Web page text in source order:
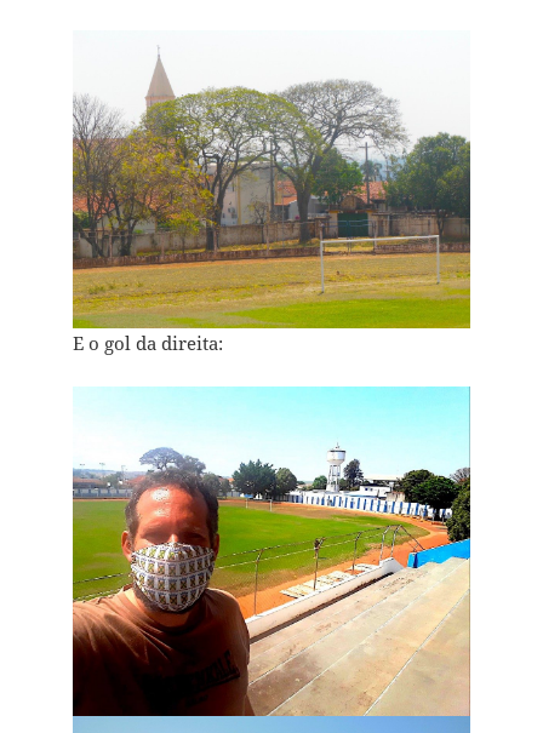
E o gol da direita: